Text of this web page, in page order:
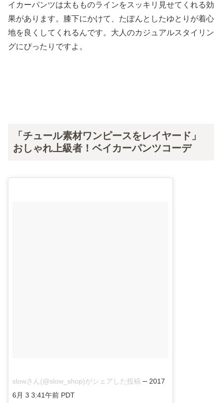
イカーパンツは太もものラインをスッキリ見せてくれる効
果があります。膝下にかけて、たぽんとしたゆとりが着心
地を良くしてくれるんです。大人のカジュアルスタイリン
グにぴったりですよ。
「チュール素材ワンピースをレイヤード」
おしゃれ上級者！ベイカーパンツコーデ
slowさん(@slow_shop)がシェアした投稿 – 2017
6月 3 3:41午前 PDT